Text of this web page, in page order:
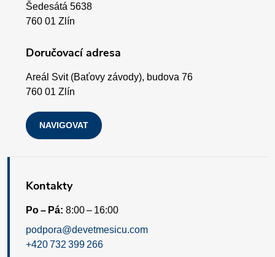
Šedesátá 5638
760 01 Zlín
Doručovací adresa
Areál Svit (Baťovy závody), budova 76
760 01 Zlín
NAVIGOVAT
Kontakty
Po – Pá: 8:00 – 16:00
podpora@devetmesicu.com
+420 732 399 266